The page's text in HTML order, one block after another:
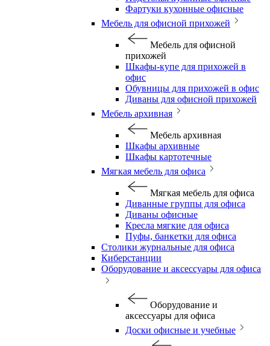
Фартуки кухонные офисные
Мебель для офисной прихожей
Мебель для офисной
прихожей
Шкафы-купе для прихожей в
офис
Обувницы для прихожей в офис
Диваны для офисной прихожей
Мебель архивная
Мебель архивная
Шкафы архивные
Шкафы картотечные
Мягкая мебель для офиса
Мягкая мебель для офиса
Диванные группы для офиса
Диваны офисные
Кресла мягкие для офиса
Пуфы, банкетки для офиса
Столики журнальные для офиса
Киберстанции
Оборудование и аксессуары для офиса
Оборудование и
аксессуары для офиса
Доски офисные и учебные